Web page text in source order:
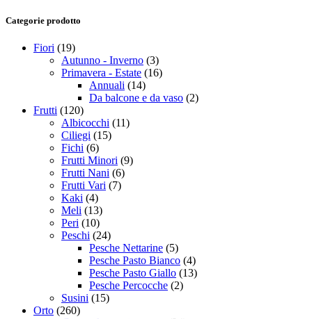
Categorie prodotto
Fiori (19)
Autunno - Inverno (3)
Primavera - Estate (16)
Annuali (14)
Da balcone e da vaso (2)
Frutti (120)
Albicocchi (11)
Ciliegi (15)
Fichi (6)
Frutti Minori (9)
Frutti Nani (6)
Frutti Vari (7)
Kaki (4)
Meli (13)
Peri (10)
Peschi (24)
Pesche Nettarine (5)
Pesche Pasto Bianco (4)
Pesche Pasto Giallo (13)
Pesche Percocche (2)
Susini (15)
Orto (260)